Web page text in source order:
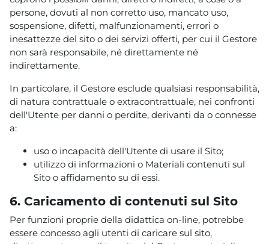
persone, dovuti al non corretto uso, mancato uso,
sospensione, difetti, malfunzionamenti, errori o
inesattezze del sito o dei servizi offerti, per cui il Gestore
non sarà responsabile, né direttamente né
indirettamente.
In particolare, il Gestore esclude qualsiasi responsabilità,
di natura contrattuale o extracontrattuale, nei confronti
dell'Utente per danni o perdite, derivanti da o connesse
a:
uso o incapacità dell'Utente di usare il Sito;
utilizzo di informazioni o Materiali contenuti sul
Sito o affidamento su di essi.
6. Caricamento di contenuti sul Sito
Per funzioni proprie della didattica on-line, potrebbe
essere concesso agli utenti di caricare sul sito,